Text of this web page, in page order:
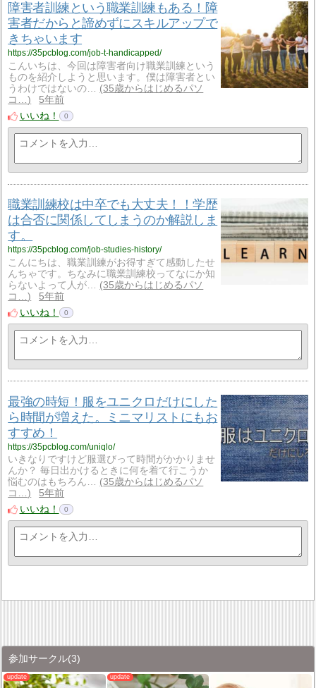
障害者訓練という職業訓練もある！障
害者だからと諦めずにスキルアップで
きちゃいます
https://35pcblog.com/job-t-handicapped/
こんいちは、今回は障害者向け職業訓練という
ものを紹介しようと思います。僕は障害者とい
うわけではないの…
35歳からはじめるパソ
コ…
5年前
いいね！
0
職業訓練校は中卒でも大丈夫！！学歴
は合否に関係してしまうのか解説しま
す。
https://35pcblog.com/job-studies-history/
こんにちは、職業訓練がお得すぎて感動したせ
んちゃです。ちなみに職業訓練校ってなにか知
らないよって人が…
35歳からはじめるパソ
コ…
5年前
いいね！
0
最強の時短！服をユニクロだけにした
ら時間が増えた。ミニマリストにもお
すすめ！
https://35pcblog.com/uniqlo/
いきなりですけど服選びって時間がかかりませ
んか？ 毎日出かけるときに何を着て行こうか
悩むのはもちろん…
35歳からはじめるパソ
コ…
5年前
いいね！
0
参加サークル(3)